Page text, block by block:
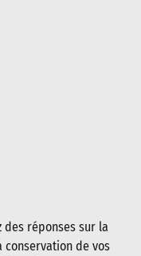
des réponses sur la
conservation de vos